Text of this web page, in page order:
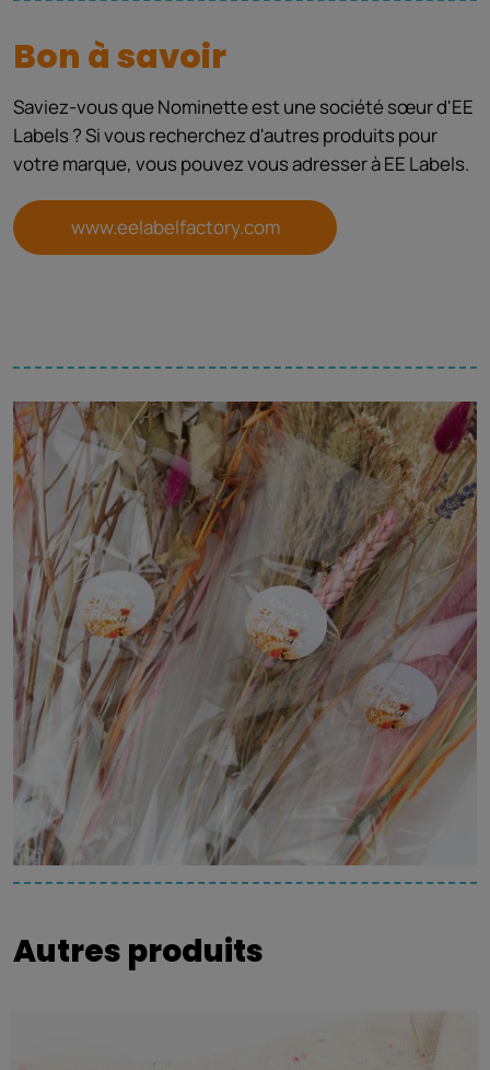
Bon à savoir
Saviez-vous que Nominette est une société sœur d'EE
Labels ? Si vous recherchez d'autres produits pour
votre marque, vous pouvez vous adresser à EE Labels.
www.eelabelfactory.com
Autres produits